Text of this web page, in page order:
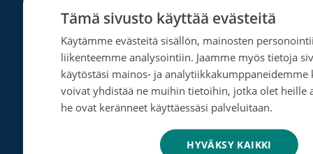
Perusta merkkipäiväkeräys
Perusta muistokeräys
Perusta oma keräyksesi
Perusta päivätyökeräys
Tutustu testamenttilahjoitukseen
Tämä sivusto käyttää evästeitä
Käytämme evästeitä sisällön, mainosten
liikenteemme analysointiin. Jaamme myös tietoja
käytöstäsi mainos- ja analytiikkakumppaneidemme
voivat yhdistää ne muihin tietoihin, jotka olet heille
he ovat keränneet käyttäessäsi palveluitaan.
HYVÄKSY KAIKKI